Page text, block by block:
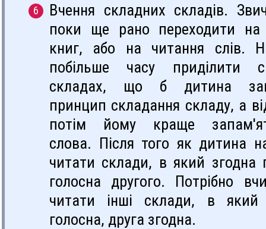
Вчення складних складів.
поки ще рано переходити на
книг, або на читання слів.
побільше часу приділити
складах, що б дитина
принцип складання складу, а
потім йому краще
слова. Після того як дитина
читати склади, в який згодна
голосна другого. Потрібно
читати інші склади, в
голосна, друга згодна.